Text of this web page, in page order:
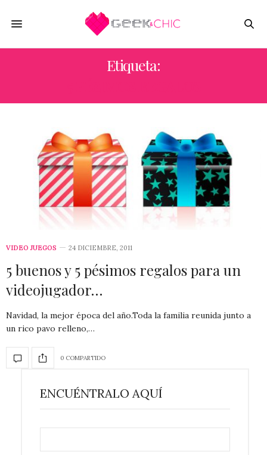
Etiqueta:
VIDEO JUEGOS 24 DICIEMBRE, 2011
5 buenos y 5 pésimos regalos para un
videojugador…
Navidad, la mejor época del año.Toda la familia reunida junto a
un rico pavo relleno,…
0 COMPARTIDO
ENCUÉNTRALO AQUÍ